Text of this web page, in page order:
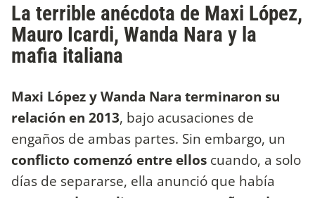
La terrible anécdota de Maxi López,
Mauro Icardi, Wanda Nara y la
mafia italiana
Maxi López y Wanda Nara terminaron su
relación en 2013, bajo acusaciones de
engaños de ambas partes. Sin embargo, un
conflicto comenzó entre ellos cuando, a solo
días de separarse, ella anunció que había